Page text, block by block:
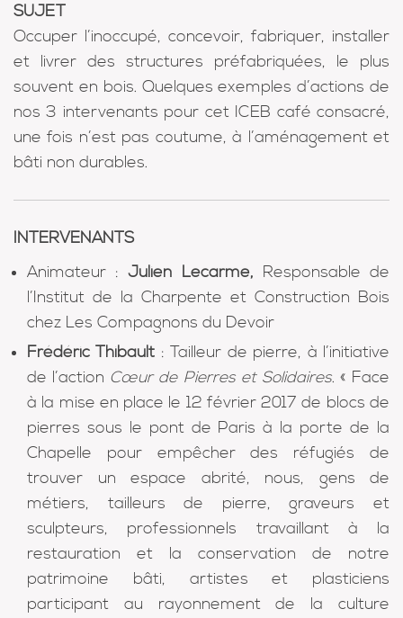
SUJET
Occuper l’inoccupé, concevoir, fabriquer, installer
et livrer des structures préfabriquées, le plus
souvent en bois. Quelques exemples d’actions de
nos 3 intervenants pour cet ICEB café consacré,
une fois n’est pas coutume, à l’aménagement et
bâti non durables.
INTERVENANTS
Animateur :Julien Lecarme, Responsable de
l’Institut de la Charpente et Construction Bois
chez Les Compagnons du Devoir
Frédéric Thibault : Tailleur de pierre, à l’initiative
de l’action Cœur de Pierres et Solidaires. « Face
à la mise en place le 12 février 2017 de blocs de
pierres sous le pont de Paris à la porte de la
Chapelle pour empêcher des réfugiés de
trouver un espace abrité, nous, gens de
métiers, tailleurs de pierre, graveurs et
sculpteurs, professionnels travaillant à la
restauration et la conservation de notre
patrimoine bâti, artistes et plasticiens
participant au rayonnement de la culture